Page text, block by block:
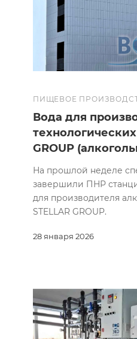
ПИЩЕВОЕ
28 января 2026
Вода для
GROUP
На прошлой неделе
завершили ПНР
для производителя
STELLAR GROUP.